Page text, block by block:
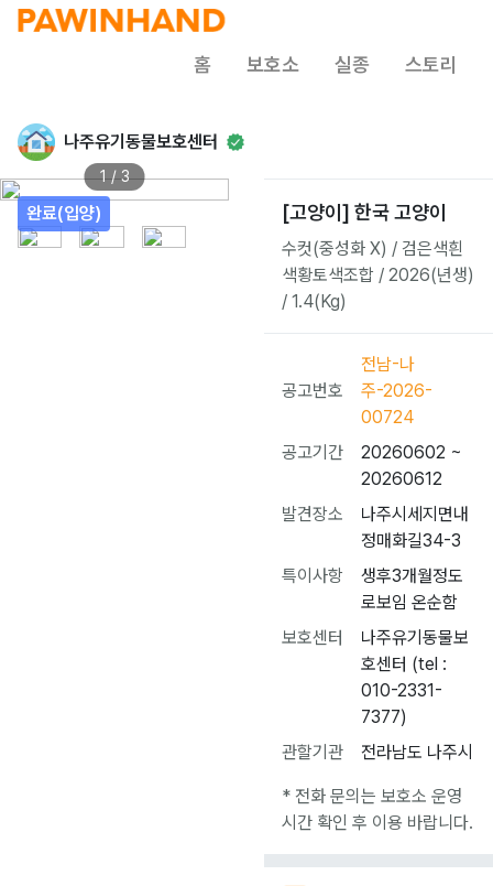
홈 보호소 실종 스토리
나주유기동물보호센터
완료(입양)
1 / 3
[고양이] 한국 고양이
수컷(중성화 X) / 검은색흰
색황토색조합 / 2026(년생)
/ 1.4(Kg)
공고번호
전남-나
주-2026-
00724
공고기간
20260602 ~
20260612
발견장소
나주시세지면내
정매화길34-3
특이사항
생후3개월정도
로보임 온순함
보호센터
나주유기동물보
호센터 (tel :
010-2331-
7377)
관할기관
전라남도 나주시
* 전화 문의는 보호소 운영
시간 확인 후 이용 바랍니다.